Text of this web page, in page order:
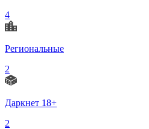
4
Региональные
2
Даркнет 18+
2